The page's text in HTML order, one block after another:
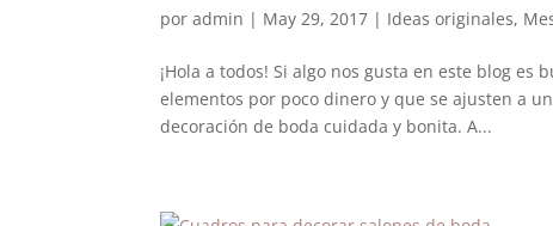
poradmin | May 29, 2017 | Ideas originales,
¡Hola a todos! Si algo nos gusta en este blog
elementos por poco dinero y que se ajusten a
decoración de boda cuidada y bonita. A...